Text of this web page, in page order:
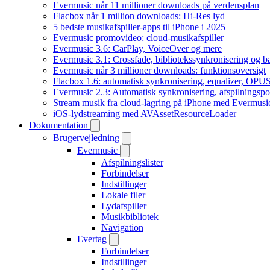
Evermusic når 11 millioner downloads på verdensplan
Flacbox når 1 million downloads: Hi-Res lyd
5 bedste musikafspiller-apps til iPhone i 2025
Evermusic promovideo: cloud-musikafspiller
Evermusic 3.6: CarPlay, VoiceOver og mere
Evermusic 3.1: Crossfade, bibliotekssynkronisering og
Evermusic når 3 millioner downloads: funktionsoversigt
Flacbox 1.6: automatisk synkronisering, equalizer,
Evermusic 2.3: Automatisk synkronisering,
Stream musik fra cloud-lagring på iPhone med
iOS-lydstreaming med AVAssetResourceLoader
Dokumentation
Brugervejledning
Evermusic
Afspilningslister
Forbindelser
Indstillinger
Lokale filer
Lydafspiller
Musikbibliotek
Navigation
Evertag
Forbindelser
Indstillinger